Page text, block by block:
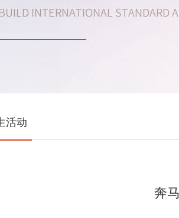
活动
奔